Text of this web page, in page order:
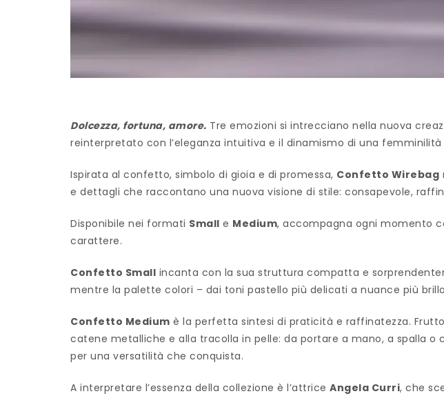
Dolcezza, fortuna, amore. Tre emozioni si intrecciano nella nuova
reinterpretato con l’eleganza intuitiva e il dinamismo di una femminilità
Ispirata al confetto, simbolo di gioia e di promessa, Confetto Wirebag
e dettagli che raccontano una nuova visione di stile: consapevole,
Disponibile nei formati Small e Medium, accompagna ogni momento
carattere.
Confetto Small incanta con la sua struttura compatta e
mentre la palette colori – dai toni pastello più delicati a nuance più
Confetto Medium è la perfetta sintesi di praticità e raffinatezza.
catene metalliche e alla tracolla in pelle: da portare a mano, a spalla
per una versatilità che conquista.
A interpretare l’essenza della collezione è l’attrice Angela Curri, che